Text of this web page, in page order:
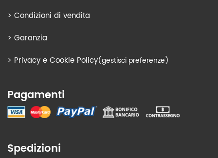
> Condizioni di vendita
> Garanzia
> Privacy e Cookie Policy(gestisci preferenze)
Pagamenti
Spedizioni